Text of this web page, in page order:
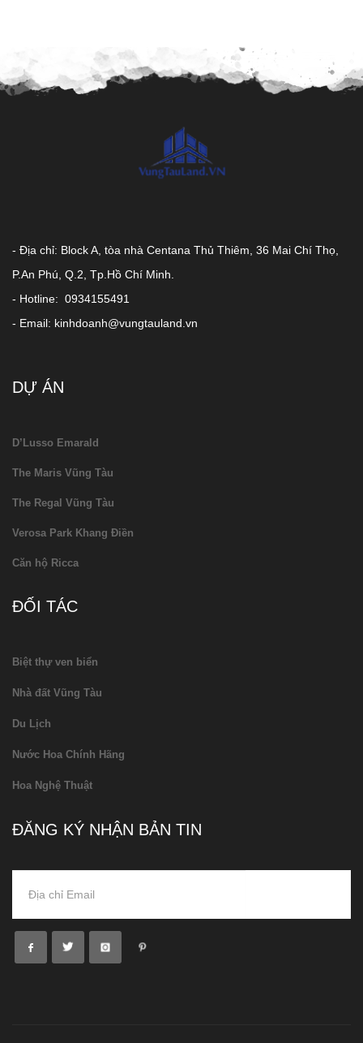
- Địa chỉ: Block A, tòa nhà Centana Thủ Thiêm, 36 Mai Chí Thọ,
P.An Phú, Q.2, Tp.Hồ Chí Minh.
- Hotline: 0934155491
- Email: kinhdoanh@vungtauland.vn
DỰ ÁN
D’Lusso Emarald
The Maris Vũng Tàu
The Regal Vũng Tàu
Verosa Park Khang Điền
Căn hộ Ricca
ĐỐI TÁC
Biệt thự ven biển
Nhà đất Vũng Tàu
Du Lịch
Nước Hoa Chính Hãng
Hoa Nghệ Thuật
ĐĂNG KÝ NHẬN BẢN TIN